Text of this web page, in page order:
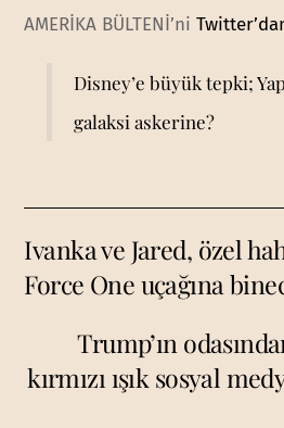
AMERİKA BÜLTENİ’ni
Disney’e büyük tepki;
galaksi askerine?
Ivanka ve Jared, özel
Force One uçağına
Trump’ın
kırmızı ışık sosyal